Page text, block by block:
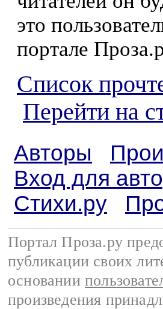
это
портале
Список
Перейти на
Авторы
Вход для
Стихи.ру
Портал Проза.ру
публикации своих
основании
произведения